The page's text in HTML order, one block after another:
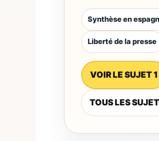
Synthèse en
Liberté de la presse
VOIR LE SUJET 1
TOUS LES